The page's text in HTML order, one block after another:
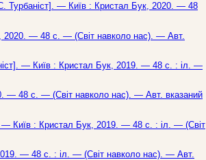
Турбаніст]. — Київ : Кристал Бук, 2020. — 48
2020. — 48 с. — (Світ навколо нас). — Авт.
— Київ : Кристал Бук, 2019. — 48 с. : іл. —
— 48 с. — (Світ навколо нас). — Авт. вказаний
— Київ : Кристал Бук, 2019. — 48 с. : іл. — (Світ
— 48 с. : іл. — (Світ навколо нас). — Авт.